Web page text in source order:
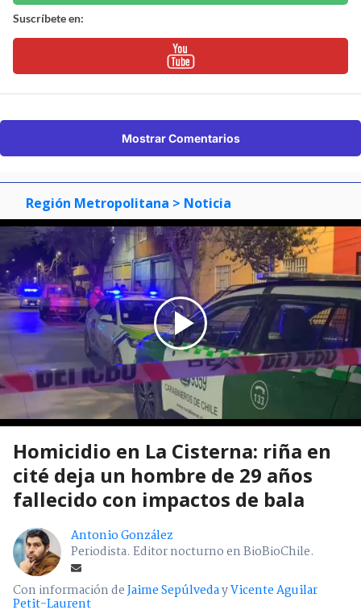
Suscríbete en:
Mostrar Comentarios
Región Metropolitana > Noticia
Homicidio en La Cisterna: riña en
cité deja un hombre de 29 años
fallecido con impactos de bala
Antonio González
Periodista. Editor nocturno en BioBioChile.
Con información deJaime SepúlvedayVicente Aguilar
Petit-Laurent